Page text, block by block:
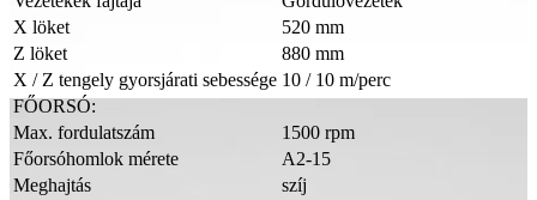
X löket
520 mm
Z löket
880 mm
X / Z tengely gyorsjárati sebessége 10 / 10 m/perc
FŐORSÓ:
Max. fordulatszám
1500 rpm
Főorsóhomlok mérete
A2-15
Meghajtás
szíj